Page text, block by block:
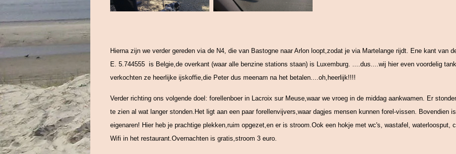
Hierna zijn we verder gereden via de N4, die van Bastogne naar Arlon loopt,zodat je via Martelange rijdt. Ene kant van
E. 5.744555 is Belgie,de overkant (waar alle benzine stations staan) is Luxemburg. ....dus....wij hier even voordelig
verkochten ze heerlijke ijskoffie,die Peter dus meenam na het betalen....oh,heerlijk!!!!
Verder richting ons volgende doel: forellenboer in Lacroix sur Meuse,waar we vroeg in de middag aankwamen. Er
te zien al wat langer stonden.Het ligt aan een paar forellenvijvers,waar dagjes mensen kunnen forel-vissen. Bovendien
eigenaren! Hier heb je prachtige plekken,ruim opgezet,en er is stroom.Ook een hokje met wc's, wastafel, waterloosput,
Wifi in het restaurant.Overnachten is gratis,stroom 3 euro.